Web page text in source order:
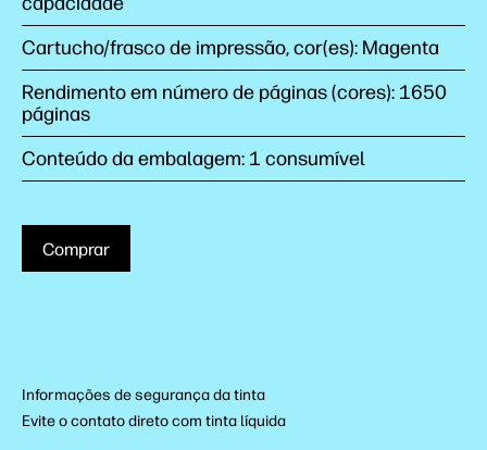
Cartucho/frasco de impressão, cor(es): Magenta
Rendimento em número de páginas (cores): 1650
páginas
Conteúdo da embalagem: 1 consumível
Comprar
Informações de segurança da tinta
Evite o contato direto com tinta líquida